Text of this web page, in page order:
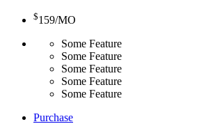
$159/MO
Some Feature
Some Feature
Some Feature
Some Feature
Some Feature
Purchase